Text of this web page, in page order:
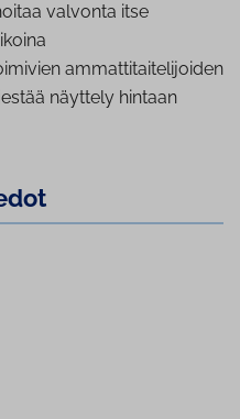
valvonta itse
am­mat­ti­tai­te­li­joi­den
näyttely hintaan